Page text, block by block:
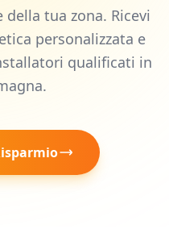
tua zona. Ricevi
personalizzata e
qualificati in
.